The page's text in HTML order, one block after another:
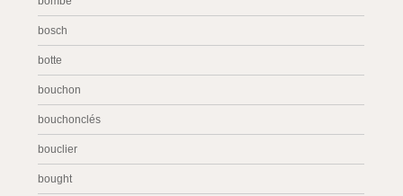
bosch
botte
bouchon
bouchonclés
bouclier
bought